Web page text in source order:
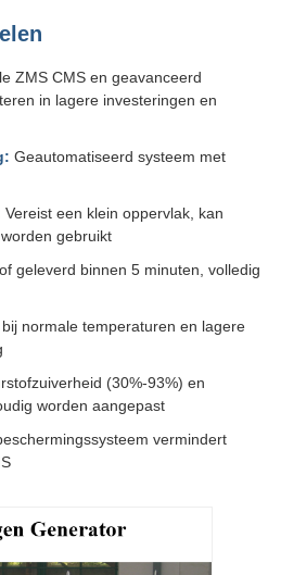
ZMS CMS en geavanceerd
in lagere investeringen en
Geautomatiseerd systeem met
Vereist een klein oppervlak, kan
gebruikt
geleverd binnen 5 minuten, volledig
normale temperaturen en lagere
(30%-93%) en
worden aangepast
vermindert